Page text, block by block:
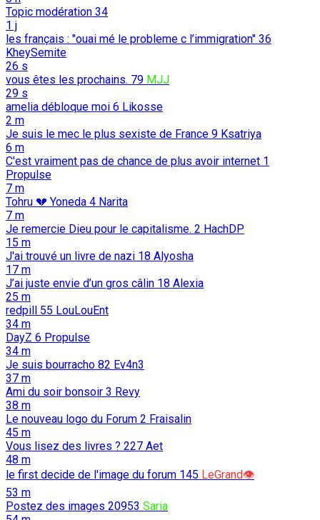
Topic modération 34
1 j
les français : "ouai mé le probleme c l’immigration" 36
KheySemite
26 s
vous êtes les prochains. 79 MJJ
29 s
amelia débloque moi 6 Likosse
2 m
Je suis le mec le plus sexiste de France 9 Ksatriya
6 m
C'est vraiment pas de chance de plus avoir internet 1
Propulse
7 m
Tohru 💔 Yoneda 4 Narita
7 m
Je remercie Dieu pour le capitalisme. 2 HachDP
15 m
J'ai trouvé un livre de nazi 18 Alyosha
17 m
J’ai juste envie d’un gros câlin 18 Alexia
25 m
redpill 55 LouLouEnt
34 m
DayZ 6 Propulse
34 m
Je suis bourracho 82 Ev4n3
37 m
Ami du soir bonsoir 3 Revy
38 m
Le nouveau logo du Forum 2 Fraisalin
45 m
Vous lisez des livres ? 227 Aet
48 m
le first decide de l'image du forum 145 LeGrand👁️
53 m
Postez des images 20953 Saria